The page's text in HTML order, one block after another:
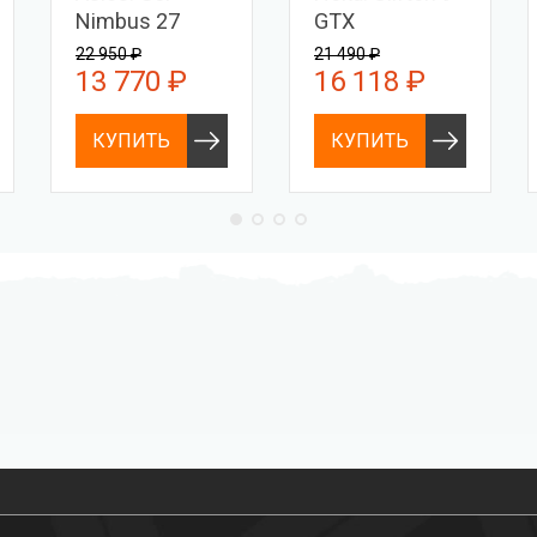
Nimbus 27
22 950 ₽
13 770 ₽
КУПИТЬ
GTX
21 490 ₽
16 118 ₽
КУПИТЬ